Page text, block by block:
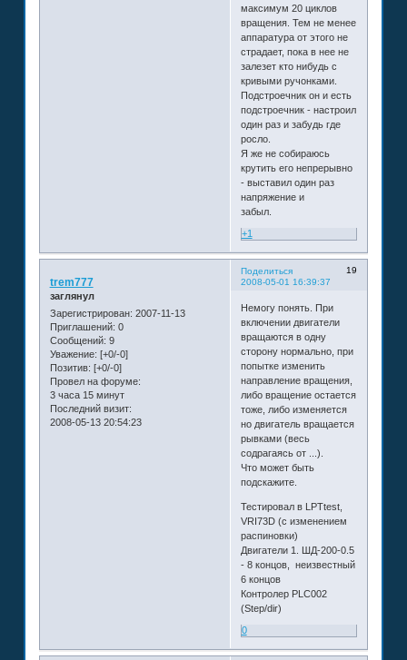
максимум 20 циклов
вращения. Тем не менее
аппаратура от этого не
страдает, пока в нее не
залезет кто нибудь с
кривыми ручонками.
Подстроечник он и есть
подстроечник - настроил
один раз и забудь где
росло.
Я же не собираюсь
крутить его непрерывно
- выставил один раз
напряжение и
забыл.
+1
Поделиться
19
2008-05-01 16:39:37
trem777
заглянул
Зарегистрирован: 2007-11-13
Приглашений: 0
Сообщений: 9
Уважение: [+0/-0]
Позитив: [+0/-0]
Провел на форуме:
3 часа 15 минут
Последний визит:
2008-05-13 20:54:23
Немогу понять. При
включении двигатели
вращаются в одну
сторону нормально, при
попытке изменить
направление вращения,
либо вращение остается
тоже, либо изменяется
но двигатель вращается
рывками (весь
содрагаясь от ...).
Что может быть
подскажите.
Тестировал в LPTtest,
VRI73D (с изменением
распиновки)
Двигатели 1. ШД-200-0.5
- 8 концов, неизвестный
6 концов
Контролер PLC002
(Step/dir)
0